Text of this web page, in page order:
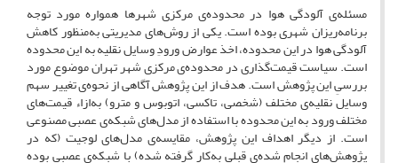
مسئله‌ی آلودگی هوا در محدوده‌ی مرکزی شهرها همواره مورد توجه
برنامه‌ریزان شهری بوده است. یکی از روش‌های مدیریتی به‌منظور کاهش
آلودگی هوا در این محدوده، اخذ عوارض ورودِ وسایل نقلیه به این محدوده
است. سیاست قیمت‌گذاری در محدوده‌ی مرکزی شهر تهران موضوع مورد
بررسیِ این پژوهش است. هدف از این پژوهش آگاهی از نحوه‌ی تغییر سهم
وسایل نقلیه‌ی مختلف (شخصی، تاکسی، اتوبوس و مترو) به‌ازاء قیمت‌های
مختلف ورود به این محدوده با استفاده از مدل‌های شبکه‌ی عصبی مصنوعی
است. از دیگر اهداف این پژوهش، مقایسه‌ی مدل‌های لوجیت (که در
پژوهش‌های انجام شده‌ی قبلی به‌کار گرفته شده) با شبکه‌ی عصبی بوده